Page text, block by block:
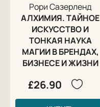
Рори Сазерленд
АЛХИМИЯ. ТАЙНОЕ
ИСКУССТВО И
ТОНКАЯ НАУКА
МАГИИ В БРЕНДАХ,
БИЗНЕСЕ И ЖИЗНИ
£26.90